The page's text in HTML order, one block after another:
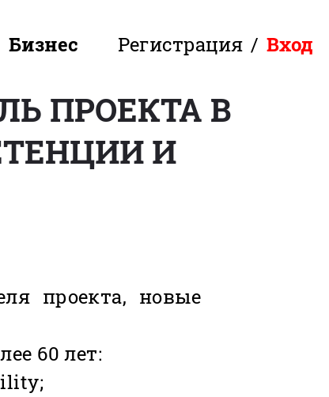
Бизнес Регистрация / Вход
ПРОЕКТА В
И
проекта, новые
60 лет: